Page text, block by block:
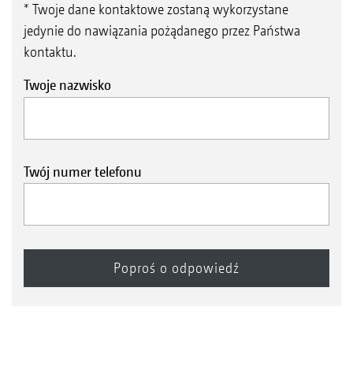
* Twoje dane kontaktowe zostaną wykorzystane
jedynie do nawiązania pożądanego przez Państwa
kontaktu.
Twoje nazwisko
Twój numer telefonu